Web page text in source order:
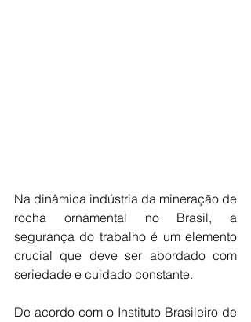
Na dinâmica indústria da mineração de
rocha ornamental no Brasil, a
segurança do trabalho é um elemento
crucial que deve ser abordado com
seriedade e cuidado constante.
De acordo com o Instituto Brasileiro de